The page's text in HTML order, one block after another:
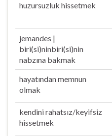
huzursuzluk hissetmek
jemandes |
biri(si)ninbiri(si)nin
nabzına bakmak
hayatından memnun
olmak
kendini rahatsız/keyifsiz
hissetmek